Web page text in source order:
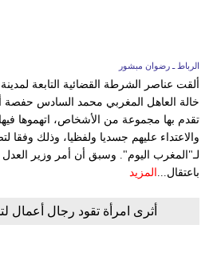
الرباط ـ رضوان مبشور
ألقت عناصر الشرطة القضائية التابعة
خالة العاهل المغربي محمد السادس حفصة
تقدم بها مجموعة من الأشخاص، اتهموها
والاعتداء عليهم جسديا ولفظيا، وذلك وفقا
لـ"المغرب اليوم". وسبق أن أمر وزير
باعتقال... المزيد
أثرى امرأة تقود رجال أعمال